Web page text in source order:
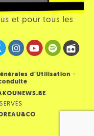
et pour tous les
d'Utilisation -